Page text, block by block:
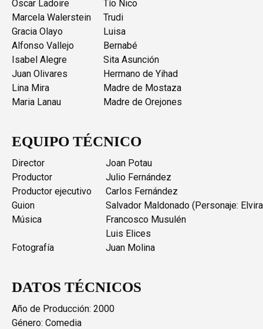
Óscar Ladoire
Tío Nico
Marcela Walerstein
Trudi
Gracia Olayo
Luisa
Alfonso Vallejo
Bernabé
Isabel Alegre
Sita Asunción
Juan Olivares
Hermano de Yihad
Lina Mira
Madre de Mostaza
Maria Lanau
Madre de Orejones
EQUIPO TÉCNICO
Director
Joan Potau
Productor
Julio Fernández
Productor ejecutivo
Carlos Fernández
Guion
Salvador Maldonado (Personaje:
Música
Francosco Musulén
Luis Elices
Fotografía
Juan Molina
DATOS TÉCNICOS
Año de Producción: 2000
Género: Comedia